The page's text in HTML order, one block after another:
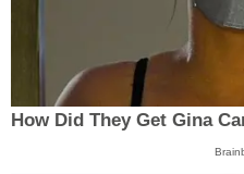
How Did They Get Gina